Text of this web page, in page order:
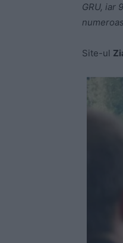
GRU, iar
Site-ul